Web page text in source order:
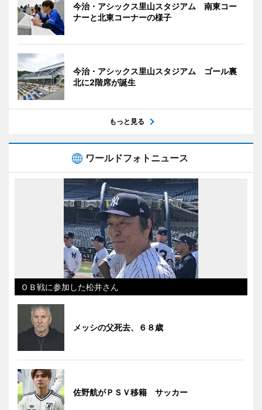
今治・アシックス里山スタジアム 南東コー
ナーと北東コーナーの様子
今治・アシックス里山スタジアム ゴール裏
北に2階席が誕生
もっと見る
ワールドフォトニュース
ＯＢ戦に参加した松井さん
メッシの父死去、６８歳
佐野航がＰＳＶ移籍 サッカー